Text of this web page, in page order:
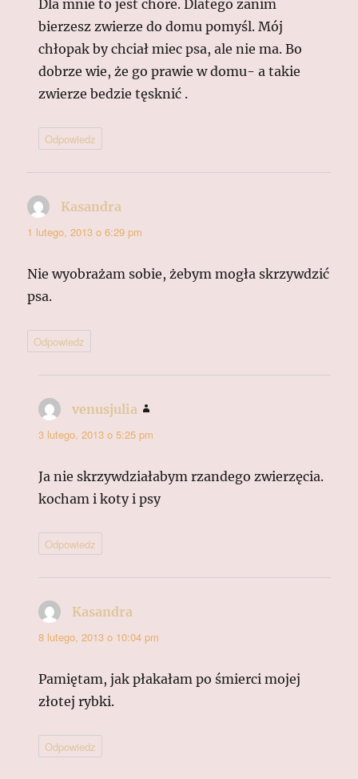
Dla mnie to jest chore. Dlatego zanim
bierzesz zwierze do domu pomyśl. Mój
chłopak by chciał miec psa, ale nie ma. Bo
dobrze wie, że go prawie w domu- a takie
zwierze bedzie tęsknić .
Odpowiedz
Kasandra
1 lutego, 2013 o 6:29 pm
Nie wyobrażam sobie, żebym mogła skrzywdzić
psa.
Odpowiedz
venusjulia
3 lutego, 2013 o 5:25 pm
Ja nie skrzywdziałabym rzandego zwierzęcia.
kocham i koty i psy
Odpowiedz
Kasandra
8 lutego, 2013 o 10:04 pm
Pamiętam, jak płakałam po śmierci mojej
złotej rybki.
Odpowiedz